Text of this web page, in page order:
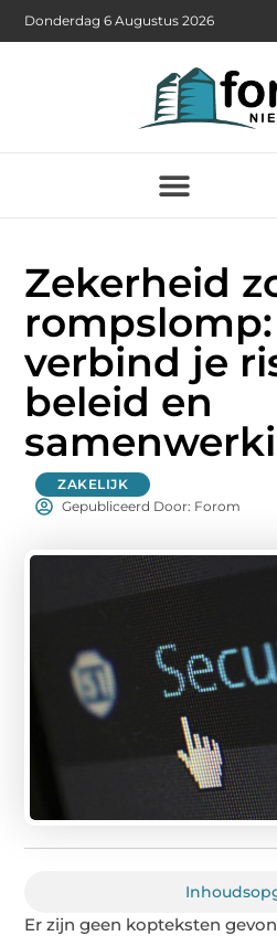
Donderdag 6 Augustus 2026
Zekerheid
verbind je
beleid en
ZAKELIJK
Gepubliceerd Door: Forom
Er zijn geen kopteksten